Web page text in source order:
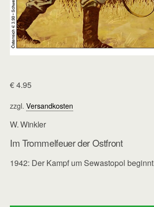
€4.95
zzgl. Versandkosten
W. Winkler
Im Trommelfeuer der Ostfront
1942: Der Kampf um Sewastopol beginnt